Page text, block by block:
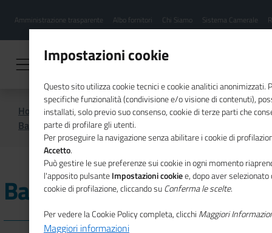
contenuto
Menu
hamburgher
Amministrazione trasparente Albo fornitori Chi Siamo Sistema Camerale
Home
Amministrazione Trasparente
Bandi di gara e contratti
Bandi e avvisi anno 2024
Impostazioni cookie
Questo sito utilizza cookie tecnici e cookie analitici anonimizzati.
specifiche funzionalità (condivisione e/o visione di contenuti),
installati, solo previo suo consenso, cookie di terze parti che
parte di profilare gli utenti.
Per proseguire la navigazione senza abilitare i cookie di
Accetto.
Può gestire le sue preferenze sui cookie in ogni momento
l'apposito pulsanteImpostazioni cookiee, dopo aver
cookie di profilazione, cliccando suConferma le scelte.
Per vedere la Cookie Policy completa, clicchi Maggiori
Maggiori informazioni